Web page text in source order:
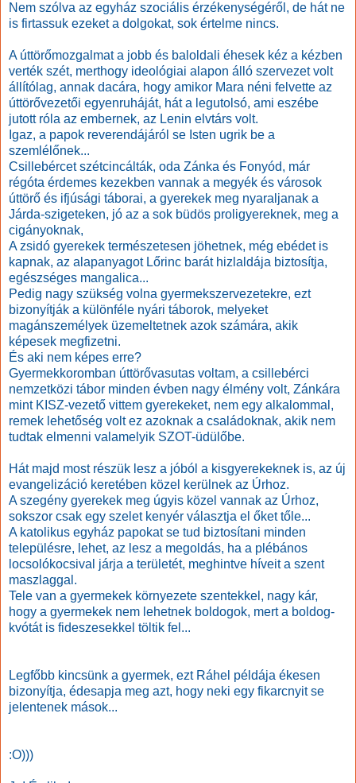
Nem szólva az egyház szociális érzékenységéről, de hát ne
is firtassuk ezeket a dolgokat, sok értelme nincs.
A úttörőmozgalmat a jobb és baloldali éhesek kéz a kézben
verték szét, merthogy ideológiai alapon álló szervezet volt
állítólag, annak dacára, hogy amikor Mara néni felvette az
úttörővezetői egyenruháját, hát a legutolsó, ami eszébe
jutott róla az embernek, az Lenin elvtárs volt.
Igaz, a papok reverendájáról se Isten ugrik be a
szemlélőnek...
Csillebércet szétcincálták, oda Zánka és Fonyód, már
régóta érdemes kezekben vannak a megyék és városok
úttörő és ifjúsági táborai, a gyerekek meg nyaraljanak a
Járda-szigeteken, jó az a sok büdös proligyereknek, meg a
cigányoknak,
A zsidó gyerekek természetesen jöhetnek, még ebédet is
kapnak, az alapanyagot Lőrinc barát hizlaldája biztosítja,
egészséges mangalica...
Pedig nagy szükség volna gyermekszervezetekre, ezt
bizonyítják a különféle nyári táborok, melyeket
magánszemélyek üzemeltetnek azok számára, akik
képesek megfizetni.
És aki nem képes erre?
Gyermekkoromban úttörővasutas voltam, a csillebérci
nemzetközi tábor minden évben nagy élmény volt, Zánkára
mint KISZ-vezető vittem gyerekeket, nem egy alkalommal,
remek lehetőség volt ez azoknak a családoknak, akik nem
tudtak elmenni valamelyik SZOT-üdülőbe.
Hát majd most részük lesz a jóból a kisgyerekeknek is, az új
evangelizáció keretében közel kerülnek az Úrhoz.
A szegény gyerekek meg úgyis közel vannak az Úrhoz,
sokszor csak egy szelet kenyér választja el őket tőle...
A katolikus egyház papokat se tud biztosítani minden
településre, lehet, az lesz a megoldás, ha a plébános
locsolókocsival járja a területét, meghintve híveit a szent
maszlaggal.
Tele van a gyermekek környezete szentekkel, nagy kár,
hogy a gyermekek nem lehetnek boldogok, mert a boldog-
kvótát is fideszesekkel töltik fel...
Legfőbb kincsünk a gyermek, ezt Ráhel példája ékesen
bizonyítja, édesapja meg azt, hogy neki egy fikarcnyit se
jelentenek mások...
:O)))